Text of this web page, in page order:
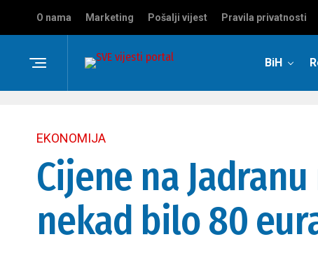
O nama Marketing Pošalji vijest Pravila privatnosti
BiH
EKONOMIJA
Cijene na
nekad bilo 80